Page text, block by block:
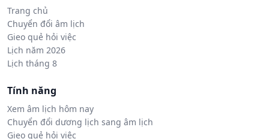
Trang chủ
Chuyển đổi âm lịch
Gieo quẻ hỏi việc
Lịch năm 2026
Lịch tháng 8
Tính năng
Xem âm lịch hôm nay
Chuyển đổi dương lịch sang âm lịch
Gieo quẻ hỏi việc